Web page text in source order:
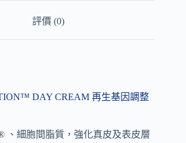
評價 (0)
DAY CREAM 再生基因調整
、細胞間脂質，強化真皮及表皮層